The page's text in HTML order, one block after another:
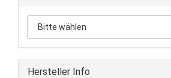
Hersteller Info